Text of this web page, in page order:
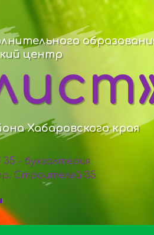
центр
Хабаровского края
35 - бухгалтерия
Строителей 35